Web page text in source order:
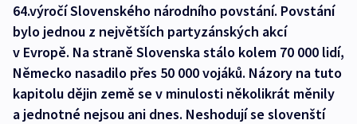
64.výročí Slovenského národního povstání. Povstání
bylo jednou z největších partyzánských akcí
v Evropě. Na straně Slovenska stálo kolem 70 000 lidí,
Německo nasadilo přes 50 000 vojáků. Názory na tuto
kapitolu dějin země se v minulosti několikrát měnily
a jednotné nejsou ani dnes. Neshodují se slovenští